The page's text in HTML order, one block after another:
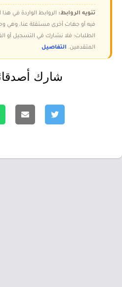
تنويه الروابط: الروابط الواردة في
فيه أو جهات أخرى مستقلة عنا، وهي
الطلبات؛ فلا نشارك في التسجيل أو
المتقدمين. التفاصيل
شارك